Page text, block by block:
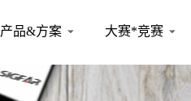
产品&方案 大赛*竞赛